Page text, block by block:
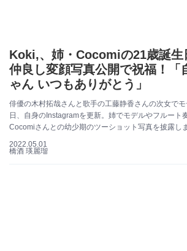
Koki,、姉・Cocomiの21歳誕生
仲良し変顔写真公開で祝福！「
ゃん いつもありがとう」
俳優の木村拓哉さんと歌手の工藤静香さんの次女で
日、自身のInstagramを更新。姉でモデルやフルート
Cocomiさんとの幼少期のツーショット写真を披露し
2022.05.01
橋酒 瑛麗瑠